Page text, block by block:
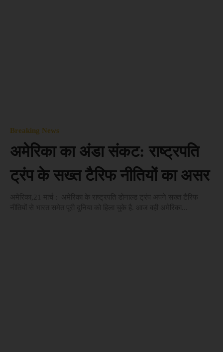
Breaking News
अमेरिका का अंडा संकट: राष्ट्रपति
ट्रंप के सख्त टैरिफ नीतियों का असर
नीतियों से भारत समेत पूरी दुनिया को हिला चुके है. आज वही अमेरिका...